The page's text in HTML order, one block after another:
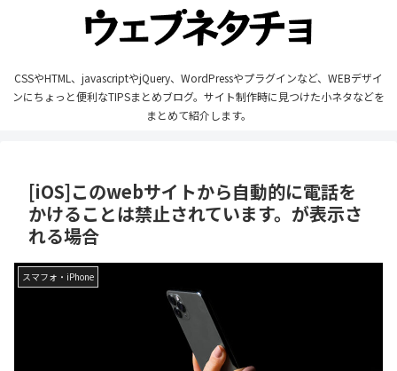
CSSやHTML、javascriptやjQuery、WordPressやプラグインなど、WEBデザイ
ンにちょっと便利なTIPSまとめブログ。サイト制作時に見つけた小ネタなどを
まとめて紹介します。
[iOS]このwebサイトから自動的に電話を
かけることは禁止されています。が表示さ
れる場合
スマフォ・iPhone